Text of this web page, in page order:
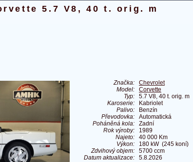
5.7 V8, 40 t. orig. m
Značka:
Chevrolet
Model:
Corvette
Typ:
5.7 V8, 40 t. orig. m
Karoserie:
Kabriolet
Palivo:
Benzín
Převodovka:
Automatická
Poháněná kola:
Zadní
Rok výroby:
1989
Najeto:
40 000 Km
Výkon:
180 kW (245 koní)
Zdvihový objem:
5700 ccm
Datum aktualizace:
5.8.2026